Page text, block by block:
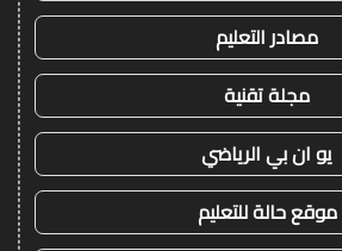
مصادر التعليم
مجلة تقنية
يو ان بي الرياضي
موقع حالة للتعليم